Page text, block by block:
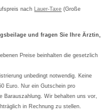
nach Lauer-Taxe (Große
und fragen Sie Ihre Ärztin,
Preise beinhalten die gesetzlich
unbedingt notwendig. Keine
Euro. Nur ein Gutschein pro
Barauszahlung. Wir behalten uns vor,
in Rechnung zu stellen.